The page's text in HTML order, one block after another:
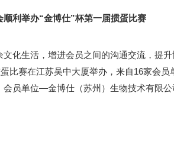
利举办“金博仕”杯第一届掼蛋比赛
文化生活，增进会员之间的沟通交流，提
蛋比赛在江苏吴中大厦举办，来自16家会
会员单位—金博仕（苏州）生物技术有限公